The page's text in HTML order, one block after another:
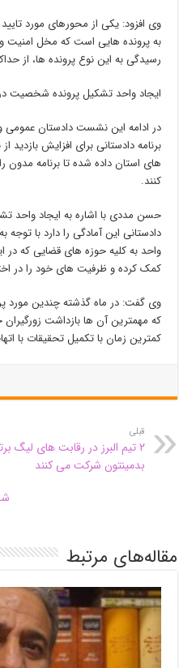
وی افزود: یکی از محورهای مورد
به پرونده هایی است که مخل
رسیدگی به این نوع پرونده ها، از
ایجاد واحد تشکیل پرونده شخصیت
در ادامه این نشست دادستان عمومی و
برنامه دادستانی برای افزایش بازدید
های استان داده شده تا برنامه مدون
کنند.
حسن مددی با اشاره به ایجاد واحد
دادستانی این آمادگی را دارد با توجه
واحد به کلیه حوزه های قضایی که در
کمک کرده و ظرفیت های خود را در
وی گفت: در ماه گذشته چندین مورد
که مهمترین آن ها بازداشت
کمترین زمان با تکمیل تحقیقات با
قبلی
۲ تیم البرز در رقابت های لیگ
بدمینتون شرکت می کنند
مقاله‌های مرتبط